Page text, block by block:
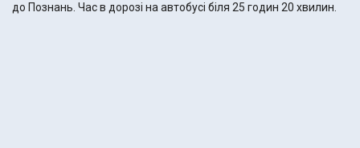
до Познань. Час в дорозі на автобусі біля 25 годин 20 хвилин.